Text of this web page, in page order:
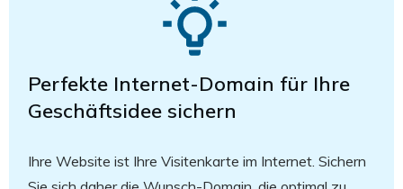
Perfekte Internet-Domain für Ihre
Geschäftsidee sichern
Ihre Website ist Ihre Visitenkarte im Internet. Sichern